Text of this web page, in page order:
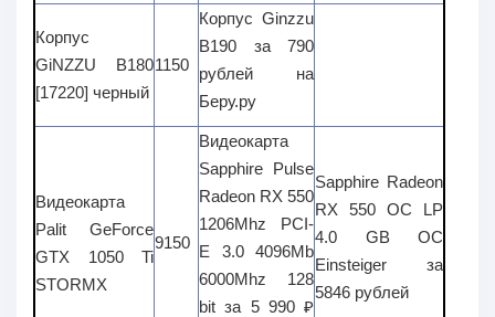
Корпус
GiNZZU B180
[17220] черный
1150
Корпус Ginzzu
B190 за 790
рублей на
Беру.ру
Видеокарта
Palit GeForce
GTX 1050 Ti
STORMX
9150
Видеокарта
Sapphire Pulse
Radeon RX 550
1206Mhz PCI-
E 3.0 4096Mb
6000Mhz 128
bit за 5 990 ₽
Sapphire Radeon
RX 550 OC LP
4.0 GB OC
Einsteiger за
5846 рублей